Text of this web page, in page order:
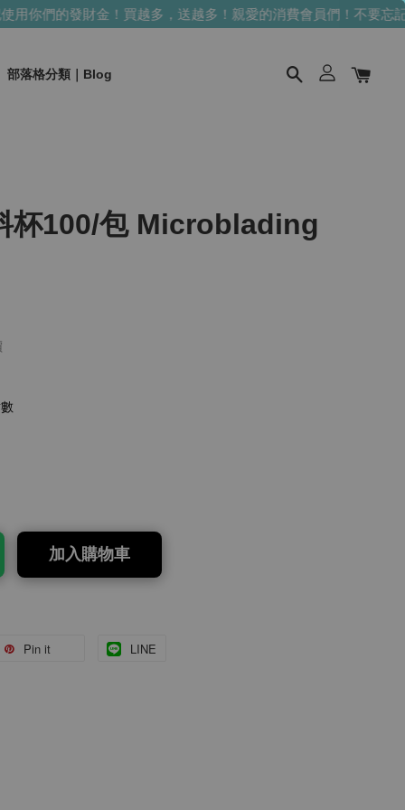
你們的發財金！買越多，送越多！親愛的消費會員們！不要忘記
部落格分類｜Blog
杯100/包 Microblading
加入購物車
Pin it LINE